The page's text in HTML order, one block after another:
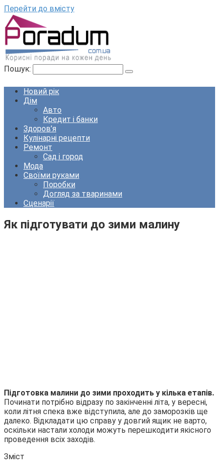
Перейти до вмісту
Пошук:
Новий рік
Дім
Авто
Кредит і банки
Здоров’я
Кулінарні рецепти
Ремонт
Сад і город
Мода
Своїми руками
Поробки
Догляд за тваринами
Сценарії
Як підготувати до зими малину
Підготовка малини до зими проходить у кілька етапів.
Починати потрібно відразу по закінченні літа, у вересні,
коли літня спека вже відступила, але до заморозків ще
далеко. Відкладати цю справу у довгий ящик не варто,
оскільки настали холоди можуть перешкодити якісного
проведення всіх заходів.
Зміст